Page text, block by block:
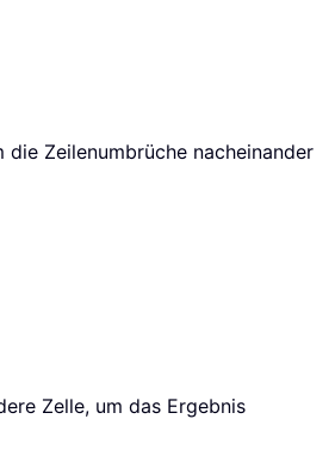
Zeilenumbrüche nacheinander
Zelle, um das Ergebnis